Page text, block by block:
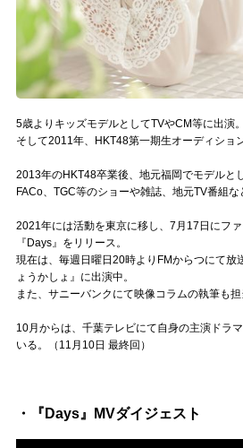
5歳よりキッズモデルとしてTVやCM等に出演。
そして2011年、HKT48第一期生オーディショ
2013年のHKT48卒業後、地元福岡でモデルと
FACo、TGC等のショーや雑誌、地元TV番組な
2021年には活動を東京に移し、7月17日にフ
『Days』をリリース。
現在は、毎週日曜日20時よりFMからつにて放
ょうかしょ』に出演中。
また、サニーバンクにて映像コラムの執筆も担
10月からは、千葉テレビにて自身の主演ドラ
いる。（11月10日 最終回）
・『Days』MVダイジェスト